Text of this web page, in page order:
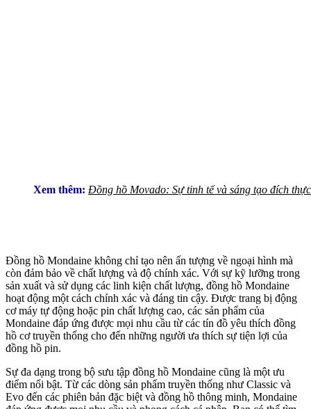
Xem thêm: Đồng hồ Movado: Sự tinh tế và sáng tạo đích thực
Đồng hồ Mondaine không chỉ tạo nên ấn tượng về ngoại hình mà
còn đảm bảo về chất lượng và độ chính xác. Với sự kỹ lưỡng trong
sản xuất và sử dụng các linh kiện chất lượng, đồng hồ Mondaine
hoạt động một cách chính xác và đáng tin cậy. Được trang bị động
cơ máy tự động hoặc pin chất lượng cao, các sản phẩm của
Mondaine đáp ứng được mọi nhu cầu từ các tín đồ yêu thích đồng
hồ cơ truyền thống cho đến những người ưa thích sự tiện lợi của
đồng hồ pin.
Sự đa dạng trong bộ sưu tập đồng hồ Mondaine cũng là một ưu
điểm nổi bật. Từ các dòng sản phẩm truyền thống như Classic và
Evo đến các phiên bản đặc biệt và đồng hồ thông minh, Mondaine